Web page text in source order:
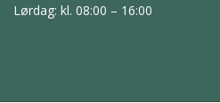
Lørdag: kl. 08:00 – 16:00